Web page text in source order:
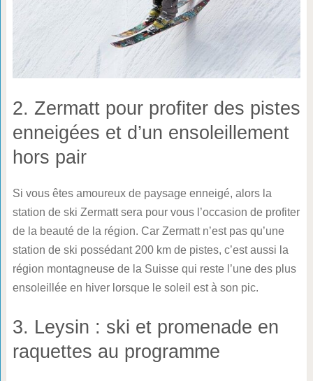
2. Zermatt pour profiter des pistes
enneigées et d’un ensoleillement
hors pair
Si vous êtes amoureux de paysage enneigé, alors la
station de ski Zermatt sera pour vous l’occasion de profiter
de la beauté de la région. Car Zermatt n’est pas qu’une
station de ski possédant 200 km de pistes, c’est aussi la
région montagneuse de la Suisse qui reste l’une des plus
ensoleillée en hiver lorsque le soleil est à son pic.
3. Leysin : ski et promenade en
raquettes au programme